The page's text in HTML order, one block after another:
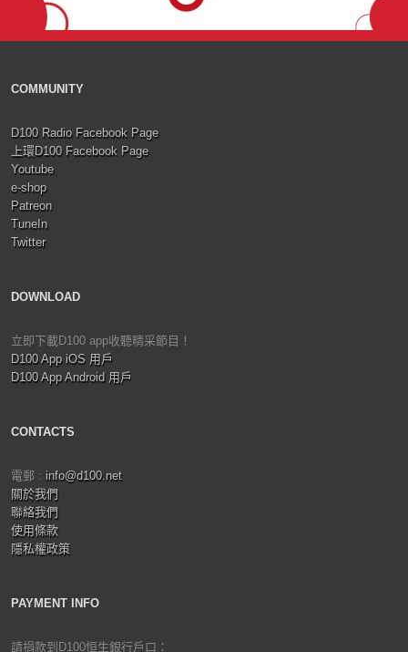
COMMUNITY
D100 Radio Facebook Page
上環D100 Facebook Page
Youtube
e-shop
Patreon
TuneIn
Twitter
DOWNLOAD
立即下載D100 app收聽精采節目！
D100 App iOS 用戶
D100 App Android 用戶
CONTACTS
電郵 : info@d100.net
關於我們
聯絡我們
使用條款
隱私權政策
PAYMENT INFO
請捐款到D100恒生銀行戶口：